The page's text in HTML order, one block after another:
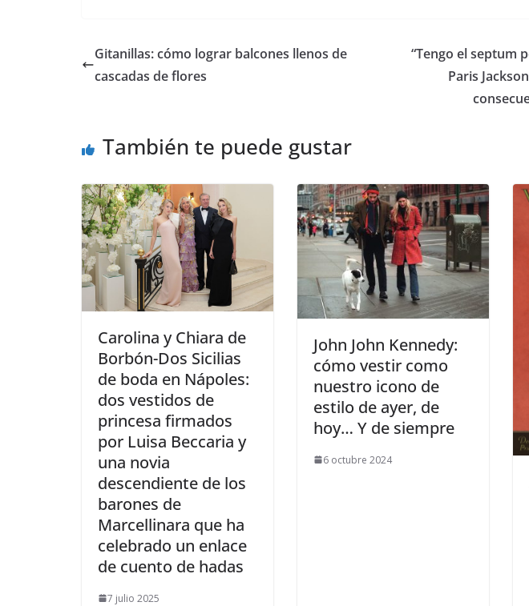
Gitanillas: cómo lograr balcones llenos de
cascadas de flores
​“Tengo el septum
Paris
También te puede gustar
​Carolina y Chiara de
Borbón-Dos Sicilias
de boda en Nápoles:
dos vestidos de
princesa firmados
por Luisa Beccaria y
una novia
descendiente de los
barones de
Marcellinara que ha
celebrado un enlace
de cuento de hadas
7 julio 2025
​John John Kennedy:
cómo vestir como
nuestro icono de
estilo de ayer, de
hoy… Y de siempre
6 octubre 2024